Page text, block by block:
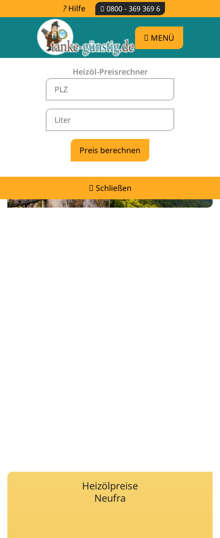
Hilfe 0800 - 369 369 6
MENÜ
Heizöl-Preisrechner
Schließen
Heizölpreise Neufra -
vergleichen & günstig tanken
Heizölpreise
Neufra